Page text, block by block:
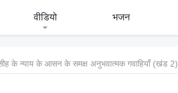
वीडियो भजन
के न्याय के आसन के समक्ष अनुभवात्मक गवाहियाँ (खंड 2)